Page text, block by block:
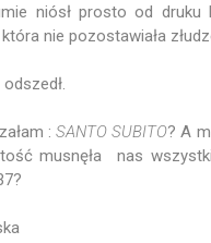
niósł prosto od druku
nie pozostawiała
: SANTO SUBITO? A
musnęła nas